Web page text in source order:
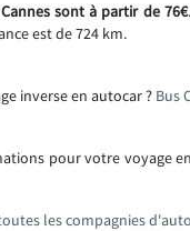
sont à partir de 76€
est de 724 km.
inverse en autocar ? Bus
pour votre voyage
les compagnies